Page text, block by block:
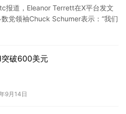
报道，Eleanor Terrett在X平台发文
党领袖Chuck Schumer表示：“我们
突破600美元
9月14日